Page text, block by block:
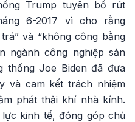
Trump tuyên bố rút
6-2017 vì cho rằng
và “không công bằng
ngành công nghiệp sản
thống Joe Biden đã đưa
và cam kết trách nhiệm
phát thải khí nhà kính.
kinh tế, đóng góp chủ